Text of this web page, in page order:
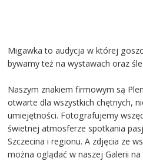
Migawka to audycja w której
bywamy też na wystawach oraz
Naszym znakiem firmowym są
otwarte dla wszystkich chętnych,
umiejętności. Fotografujemy
świetnej atmosferze spotkania
Szczecina i regionu. A zdjęcia ze
można oglądać w naszej Galerii